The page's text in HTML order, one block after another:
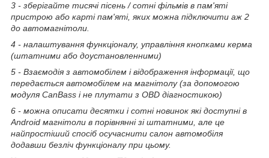
3 - зберігайте тисячі пісень / сотні фільмів в пам'яті
пристрою або карті пам'яті, яких можна підключити аж 2
до автомагнітоли.
4 - налаштування функціоналу, управління кнопками керма
(штатними або доустановленними)
5 - Взаємодія з автомобілем і відображення інформації, що
передається автомобілем на магнітолу (за допомогою
модуля CanBass і не плутати з OBD діагностикою)
6 - можна описати десятки і сотні новинок які доступні в
Android магнітоли в порівнянні зі штатними, але це
найпростіший спосіб осучаснити салон автомобіля
додавши безліч функціоналу при цьому.